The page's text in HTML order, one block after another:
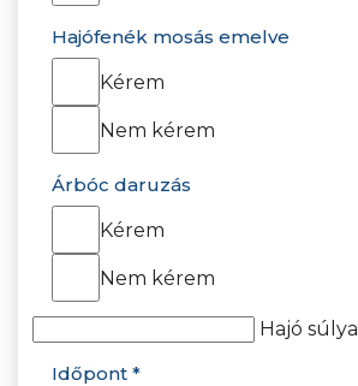
Hajófenék mosás emelve
Kérem
Nem kérem
Árbóc daruzás
Kérem
Nem kérem
Hajó súlya
Időpont *